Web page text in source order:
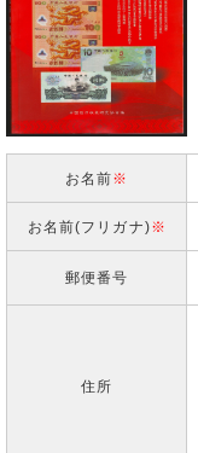
お名前※
お名前(フリガナ)※
郵便番号
住所